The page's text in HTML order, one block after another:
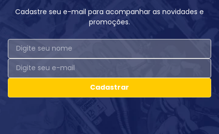
Cadastre seu e-mail para acompanhar as novidades e
promoções.
Cadastrar